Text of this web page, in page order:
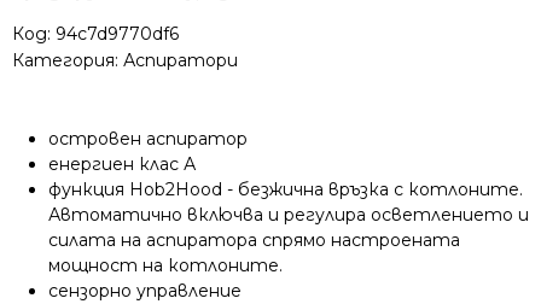
Код: 94c7d9770df6
Категория: Аспиратори
островен аспиратор
енергиен клас А
функция Hob2Hood - безжична връзка с котлоните.
Автоматично включва и регулира осветлението и
силата на аспиратора спрямо настроената
мощност на котлоните.
сензорно управление